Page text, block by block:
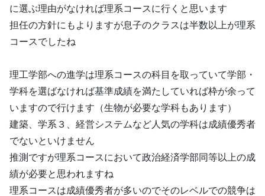
に選ぶ理由がなければ理系コースに行くと思います
担任の方針にもよりますが息子のクラスは半数以上が理系
コースでしたね
理工学部への進学は理系コースの科目を取っていて学部・
学科を選ばなければ基準成績を満たしていれば枠が余って
いますので行けます（生物が必要な学科もあります）
建築、学系３、経営システムなど人気の学科は成績優秀者
でないといけません
推測ですが理系コースにおいて政治経済学部同等以上の成
績が必要と思われますね
理系コースは成績優秀者が多いのでそのレベルでの競争は